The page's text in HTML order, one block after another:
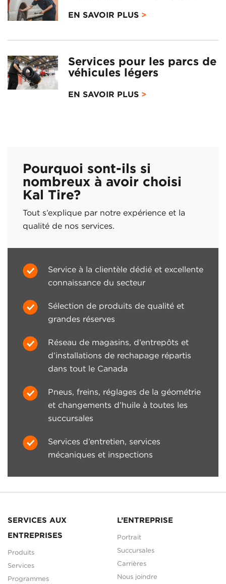
EN SAVOIR PLUS
Services pour les parcs de
véhicules légers
EN SAVOIR PLUS
Service à la clientèle dédié et excellente
connaissance du secteur
Sélection de produits de qualité et
grandes réserves
Réseau de magasins, d’entrepôts et
d’installations de rechapage répartis
dans tout le Canada
Pneus, freins, réglages de la géométrie
et changements d’huile à toutes les
succursales
Services d’entretien, services
mécaniques et inspections
Pourquoi sont-ils si
nombreux à avoir choisi
Kal Tire?
Tout s’explique par notre expérience et la
qualité de nos services.
SERVICES AUX
ENTREPRISES
Produits
Services
Programmes
L’ENTREPRISE
Portrait
Succursales
Carrières
Nous joindre